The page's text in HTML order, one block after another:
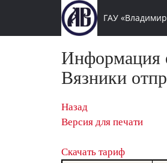
ГАУ
Информация
Вязники
Назад
Версия для печати
Скачать тариф